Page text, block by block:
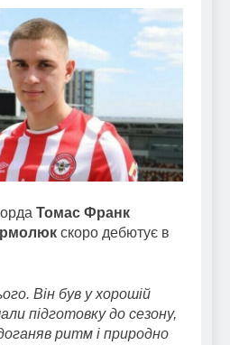
Томас Франк
скоро дебютує в
Він був у хорошій
підготовку до сезону,
ритм і природно